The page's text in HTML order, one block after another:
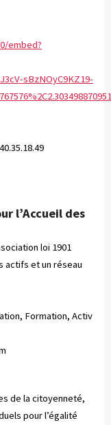
embed?
sBzNOyC9KZ19-
l’Accueil des
loi 1901
actifs et un réseau
Formation, Activ
de la citoyenneté,
pour l’égalité